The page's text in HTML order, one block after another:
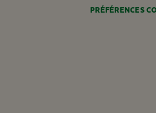
PRÉFÉRENCES